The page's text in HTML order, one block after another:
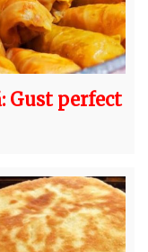
Gust perfect